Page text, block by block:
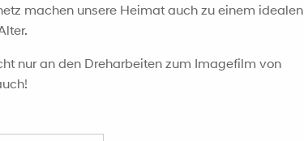
machen unsere Heimat auch zu einem idealen
nur an den Dreharbeiten zum Imagefilm von